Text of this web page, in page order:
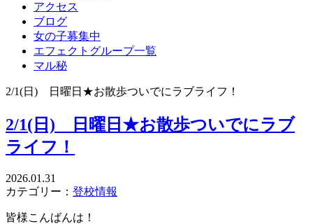
アクセス
ブログ
女の子募集中
エフェクトグループ一覧
マル秘
2/1(日) 日曜日★お散歩ついでにラブライフ！
2/1(日) 日曜日★お散歩ついでにラブ
ライフ！
2026.01.31
カテゴリー： 登校情報
皆様こんばんは！